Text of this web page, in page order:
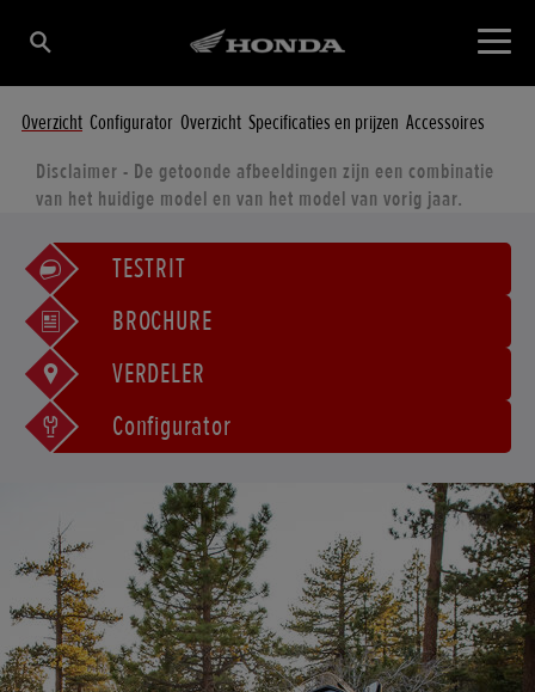
Overzicht Configurator Overzicht Specificaties en prijzen Accessoires
Disclaimer - De getoonde afbeeldingen zijn een combinatie
van het huidige model en van het model van vorig jaar.
TESTRIT
BROCHURE
VERDELER
Configurator